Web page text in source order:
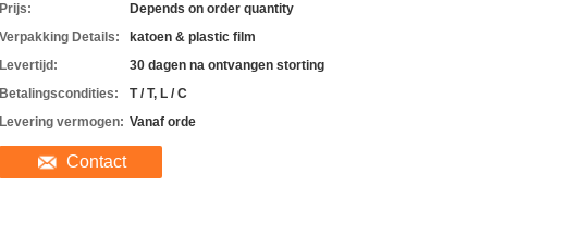
Prijs:
Depends on order quantity
Verpakking Details:
katoen & plastic film
Levertijd:
30 dagen na ontvangen storting
Betalingscondities:
T / T, L / C
Levering vermogen: Vanaf orde
Contact